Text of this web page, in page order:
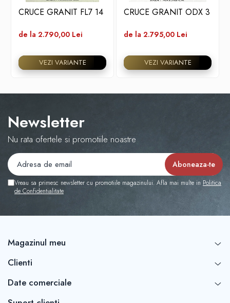
CRUCE GRANIT FL7 14
de la 2.790,00 Lei
VEZI VARIANTE
CRUCE GRANIT ODX 3
de la 2.795,00 Lei
VEZI VARIANTE
Newsletter
Nu rata ofertele si promotiile noastre
Vreau sa primesc newsletter cu promotiile magazinului. Afla mai multe in Politica
de Confidentialitate
Magazinul meu
Clienti
Date comerciale